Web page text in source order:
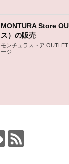
MONTURA Store
ス）の販売
モンチュラストア
ージ